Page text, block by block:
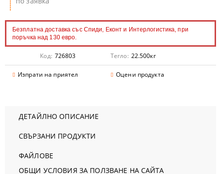
Безплатна доставка със Спиди, Еконт и Интерлогистика, при
поръчка над 130 евро.
Код: 726803 Тегло: 22.500кг
Изпрати на приятел Оцени продукта
ДЕТАЙЛНО ОПИСАНИЕ
СВЪРЗАНИ ПРОДУКТИ
ФАЙЛОВЕ
ОБЩИ УСЛОВИЯ ЗА ПОЛЗВАНЕ НА САЙТА